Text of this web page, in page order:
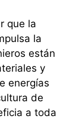
que la
la
están
y
energías
de
a toda